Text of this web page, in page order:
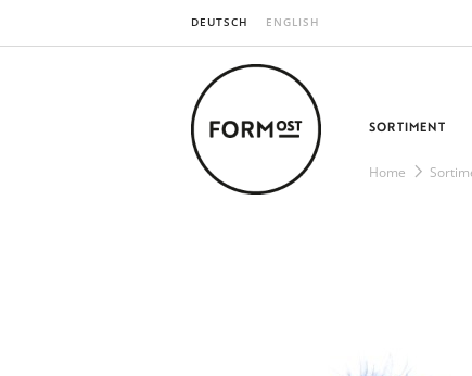
DEUTSCH ENGLISH
SORTIMENT
Home